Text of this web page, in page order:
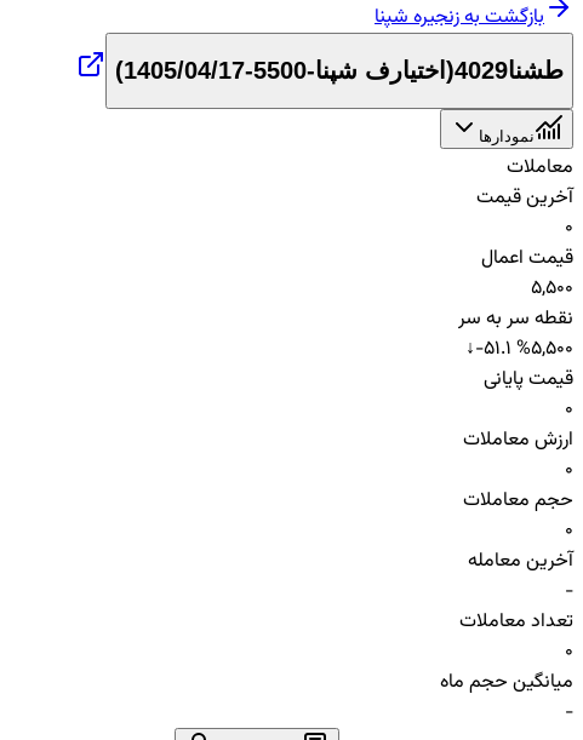
بازگشت به زنجیرهشپنا
طشنا4029 ( اختیارف شپنا-5500-1405/04/17 )
نمودارها
معاملات
آخرین قیمت
0
قیمت اعمال
5,500
نقطه سر به سر
5,500
↓-51.1 %
قیمت پایانی
0
ارزش معاملات
0
حجم معاملات
0
آخرین معامله
-
تعداد معاملات
0
میانگین حجم ماه
-